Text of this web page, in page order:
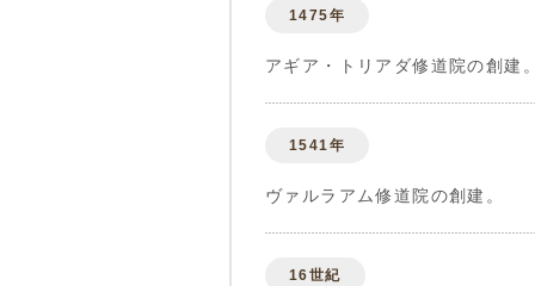
1475年
アギア・トリアダ修道院の創建
1541年
ヴァルラアム修道院の創建。
16世紀